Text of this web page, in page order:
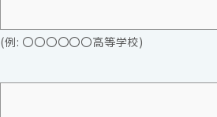
(例: 〇〇〇〇〇〇高等学校)